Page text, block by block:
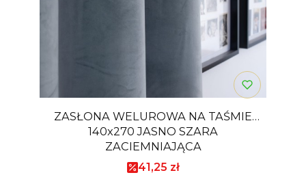
ZASŁONA WELUROWA NA TAŚMIE
140x270 JASNO SZARA
ZACIEMNIAJĄCA
Cena promocyjna
41,25 zł